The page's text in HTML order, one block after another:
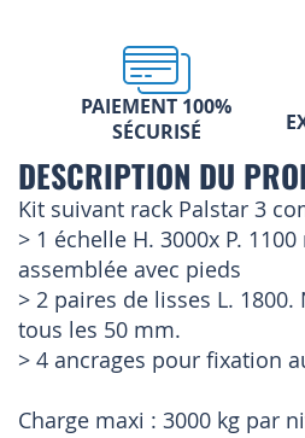
PAIEMENT 100%
SÉCURISÉ
DESCRIPTION DU
Kit suivant rack Palstar 3
> 1 échelle H. 3000x P.
assemblée avec pieds
> 2 paires de lisses L.
tous les 50 mm.
> 4 ancrages pour fixation
Charge maxi : 3000 kg par